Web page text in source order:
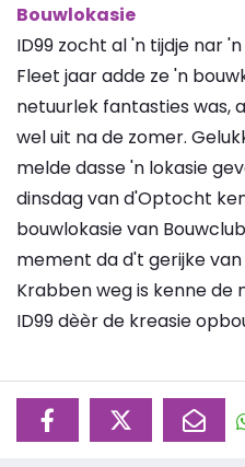
Bouwlokasie
ID99 zocht al 'n tijdje nar
Fleet jaar adde ze 'n
netuurlek fantasties was,
wel uit na de zomer.
melde dasse 'n lokasie
dinsdag van d'Optocht
bouwlokasie van
mement da d't gerijke
Krabben weg is kenne de
ID99 dèèr de kreasie